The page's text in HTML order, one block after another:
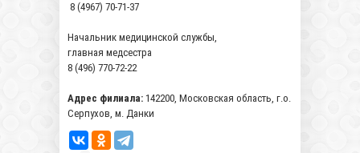
8 (4967) 70-71-37
Начальник медицинской службы,
главная медсестра
8 (496) 770-72-22
Адрес филиала: 142200, Московская область, г.о.
Серпухов, м. Данки